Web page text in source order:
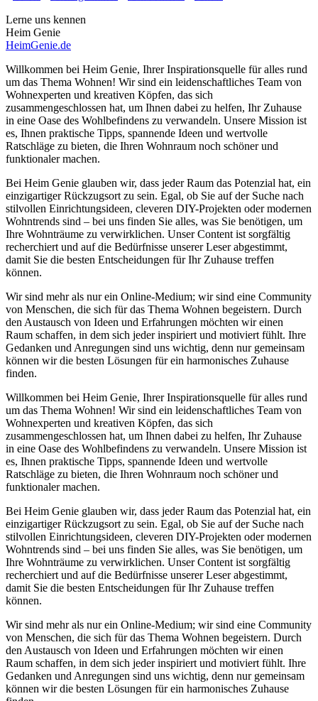
Lerne uns kennen
Heim Genie
HeimGenie.de
Willkommen bei Heim Genie, Ihrer Inspirationsquelle für alles rund
um das Thema Wohnen! Wir sind ein leidenschaftliches Team von
Wohnexperten und kreativen Köpfen, das sich
zusammengeschlossen hat, um Ihnen dabei zu helfen, Ihr Zuhause
in eine Oase des Wohlbefindens zu verwandeln. Unsere Mission ist
es, Ihnen praktische Tipps, spannende Ideen und wertvolle
Ratschläge zu bieten, die Ihren Wohnraum noch schöner und
funktionaler machen.
Bei Heim Genie glauben wir, dass jeder Raum das Potenzial hat, ein
einzigartiger Rückzugsort zu sein. Egal, ob Sie auf der Suche nach
stilvollen Einrichtungsideen, cleveren DIY-Projekten oder modernen
Wohntrends sind – bei uns finden Sie alles, was Sie benötigen, um
Ihre Wohnträume zu verwirklichen. Unser Content ist sorgfältig
recherchiert und auf die Bedürfnisse unserer Leser abgestimmt,
damit Sie die besten Entscheidungen für Ihr Zuhause treffen
können.
Wir sind mehr als nur ein Online-Medium; wir sind eine Community
von Menschen, die sich für das Thema Wohnen begeistern. Durch
den Austausch von Ideen und Erfahrungen möchten wir einen
Raum schaffen, in dem sich jeder inspiriert und motiviert fühlt. Ihre
Gedanken und Anregungen sind uns wichtig, denn nur gemeinsam
können wir die besten Lösungen für ein harmonisches Zuhause
finden.
Willkommen bei Heim Genie, Ihrer Inspirationsquelle für alles rund
um das Thema Wohnen! Wir sind ein leidenschaftliches Team von
Wohnexperten und kreativen Köpfen, das sich
zusammengeschlossen hat, um Ihnen dabei zu helfen, Ihr Zuhause
in eine Oase des Wohlbefindens zu verwandeln. Unsere Mission ist
es, Ihnen praktische Tipps, spannende Ideen und wertvolle
Ratschläge zu bieten, die Ihren Wohnraum noch schöner und
funktionaler machen.
Bei Heim Genie glauben wir, dass jeder Raum das Potenzial hat, ein
einzigartiger Rückzugsort zu sein. Egal, ob Sie auf der Suche nach
stilvollen Einrichtungsideen, cleveren DIY-Projekten oder modernen
Wohntrends sind – bei uns finden Sie alles, was Sie benötigen, um
Ihre Wohnträume zu verwirklichen. Unser Content ist sorgfältig
recherchiert und auf die Bedürfnisse unserer Leser abgestimmt,
damit Sie die besten Entscheidungen für Ihr Zuhause treffen
können.
Wir sind mehr als nur ein Online-Medium; wir sind eine Community
von Menschen, die sich für das Thema Wohnen begeistern. Durch
den Austausch von Ideen und Erfahrungen möchten wir einen
Raum schaffen, in dem sich jeder inspiriert und motiviert fühlt. Ihre
Gedanken und Anregungen sind uns wichtig, denn nur gemeinsam
können wir die besten Lösungen für ein harmonisches Zuhause